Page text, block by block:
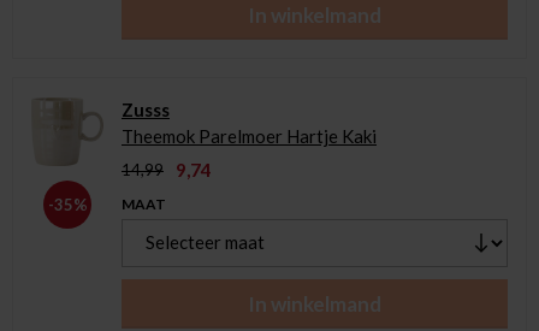
In winkelmand
-35%
Zusss
Theemok Parelmoer Hartje Kaki
14,99 9,74
MAAT
In winkelmand